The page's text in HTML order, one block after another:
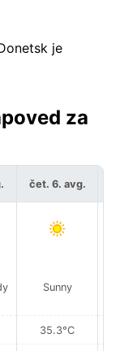
je
za
čet. 6. avg.
Sunny
35.3°C